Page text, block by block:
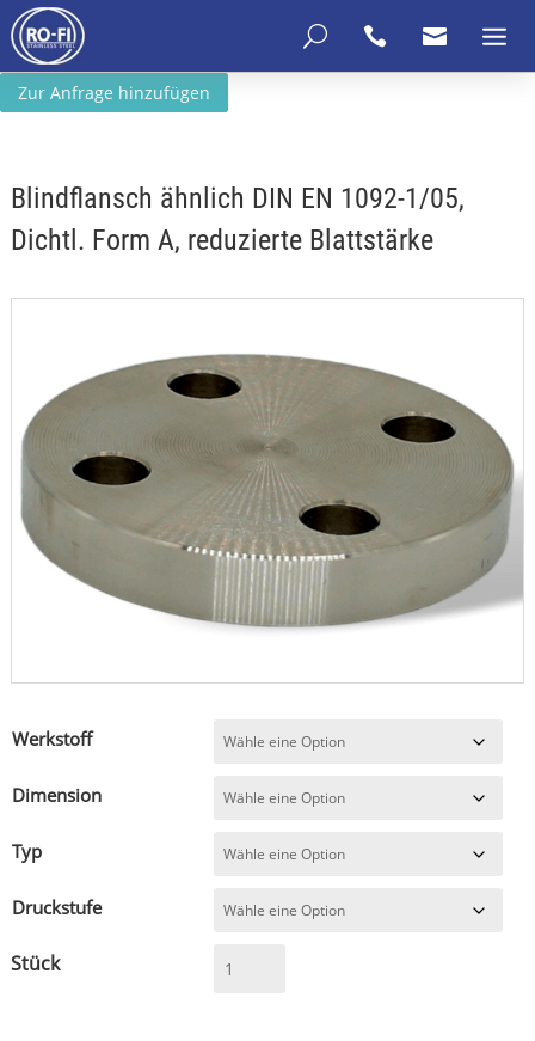
 
U
Zur Anfrage hinzufügen
Blindflansch ähnlich DIN EN 1092-1/05,
Dichtl. Form A, reduzierte Blattstärke
Werkstoff
Dimension
Typ
Druckstufe
Blindflansch